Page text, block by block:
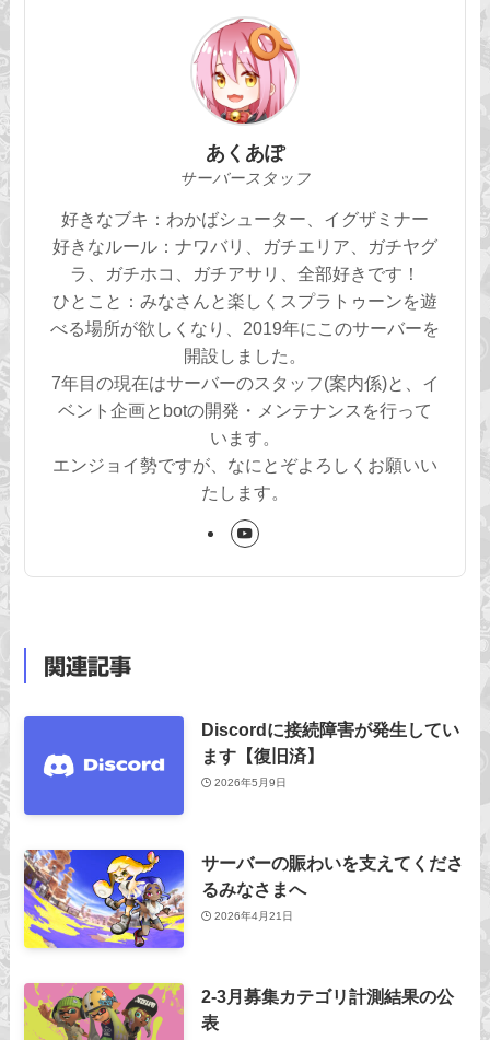
あくあぽ
サーバースタッフ
好きなブキ：わかばシューター、イグザミナー
好きなルール：ナワバリ、ガチエリア、ガチヤグ
ラ、ガチホコ、ガチアサリ、全部好きです！
ひとこと：みなさんと楽しくスプラトゥーンを遊
べる場所が欲しくなり、2019年にこのサーバーを
開設しました。
7年目の現在はサーバーのスタッフ(案内係)と、イ
ベント企画とbotの開発・メンテナンスを行って
います。
エンジョイ勢ですが、なにとぞよろしくお願いい
たします。
関連記事
Discordに接続障害が発生してい
ます【復旧済】
2026年5月9日
サーバーの賑わいを支えてくださ
るみなさまへ
2026年4月21日
2-3月募集カテゴリ計測結果の公
表